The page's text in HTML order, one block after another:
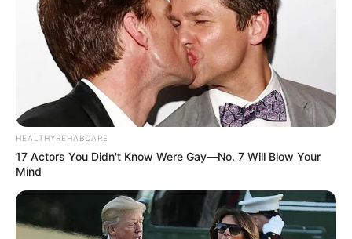
HEALTHYREHABCARE
17 Actors You Didn't Know Were Gay—No. 7 Will Blow Your
Mind